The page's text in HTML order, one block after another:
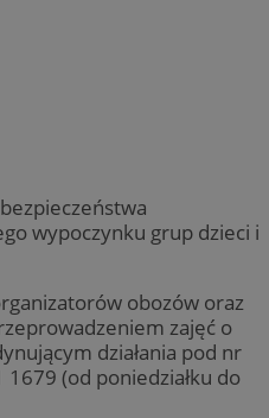
wypoczynku grup dzieci i
obozów oraz
zajęć o
działania pod nr
(od poniedziałku do